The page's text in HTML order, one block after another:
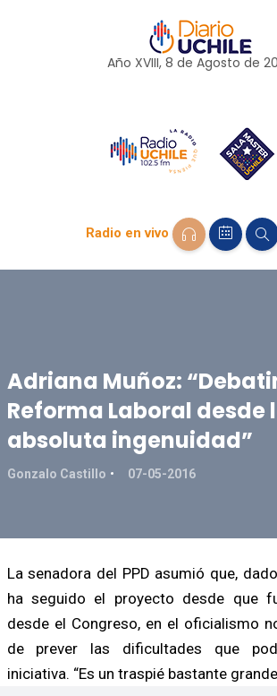
Año XVIII, 8 de Agosto de
Radio en vivo
Adriana Muñoz:
Reforma Laboral desde
absoluta ingenuidad”
Gonzalo Castillo 07-05-2016
La senadora del PPD asumió que,
ha seguido el proyecto desde que
desde el Congreso, en el oficialismo
de prever las dificultades que
iniciativa. “Es un traspié bastante